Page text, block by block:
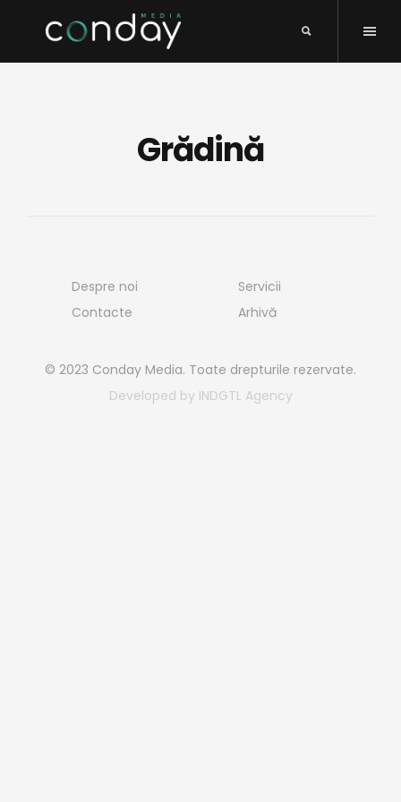
Grădină
Despre noi
Contacte
Servicii
Arhivă
© 2023 Conday Media. Toate drepturile rezervate.
Developed by INDGTL Agency